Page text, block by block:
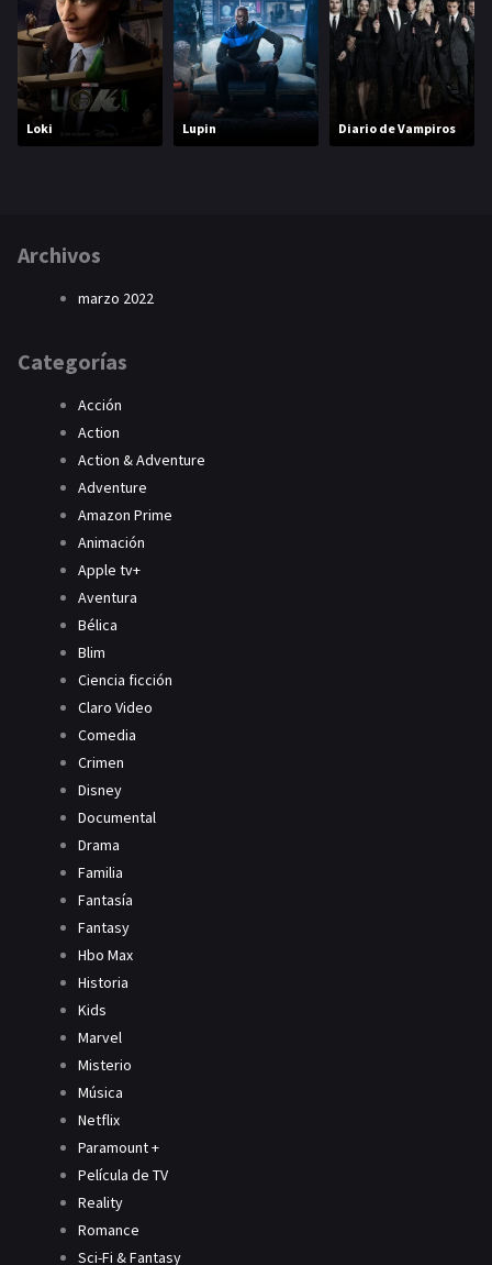
Loki Lupin Diario de Vampiros
Archivos
marzo 2022
Categorías
Acción
Action
Action & Adventure
Adventure
Amazon Prime
Animación
Apple tv+
Aventura
Bélica
Blim
Ciencia ficción
Claro Video
Comedia
Crimen
Disney
Documental
Drama
Familia
Fantasía
Fantasy
Hbo Max
Historia
Kids
Marvel
Misterio
Música
Netflix
Paramount +
Película de TV
Reality
Romance
Sci-Fi & Fantasy